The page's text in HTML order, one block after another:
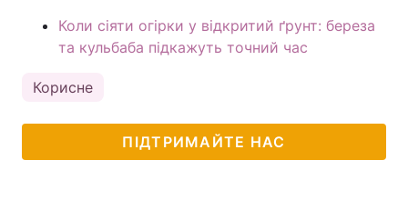
Коли сіяти огірки у відкритий ґрунт: береза
та кульбаба підкажуть точний час
Корисне
ПІДТРИМАЙТЕ НАС